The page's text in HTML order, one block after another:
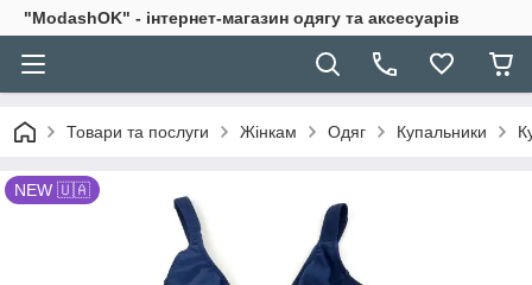
"ModashOK" - інтернет-магазин одягу та аксесуарів
Товари та послуги Жінкам Одяг Купальники
NEW 🇺🇦